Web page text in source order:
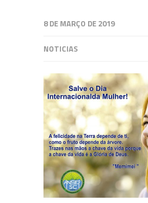
8 DE MARÇO DE 2019
NOTICIAS